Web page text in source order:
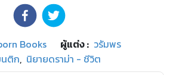
Books ผู้แต่ง : วรัมพร
นติก, นิยายดราม่า - ชีวิต